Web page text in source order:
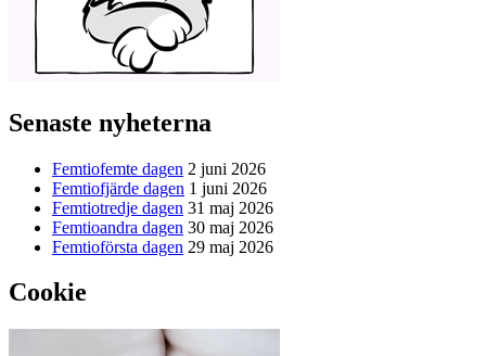
Senaste nyheterna
Femtiofemte dagen 2 juni 2026
Femtiofjärde dagen 1 juni 2026
Femtiotredje dagen 31 maj 2026
Femtioandra dagen 30 maj 2026
Femtioförsta dagen 29 maj 2026
Cookie